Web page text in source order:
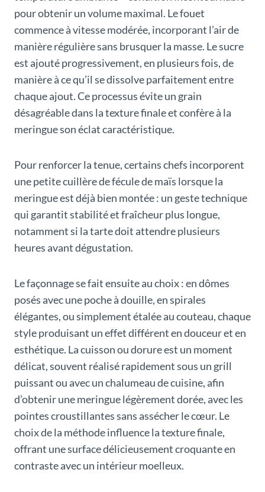
pour obtenir un volume maximal. Le fouet
commence à vitesse modérée, incorporant l’air de
manière régulière sans brusquer la masse. Le sucre
est ajouté progressivement, en plusieurs fois, de
manière à ce qu’il se dissolve parfaitement entre
chaque ajout. Ce processus évite un grain
désagréable dans la texture finale et confère à la
meringue son éclat caractéristique.
Pour renforcer la tenue, certains chefs incorporent
une petite cuillère de fécule de maïs lorsque la
meringue est déjà bien montée : un geste technique
qui garantit stabilité et fraîcheur plus longue,
notamment si la tarte doit attendre plusieurs
heures avant dégustation.
Le façonnage se fait ensuite au choix : en dômes
posés avec une poche à douille, en spirales
élégantes, ou simplement étalée au couteau, chaque
style produisant un effet différent en douceur et en
esthétique. La cuisson ou dorure est un moment
délicat, souvent réalisé rapidement sous un grill
puissant ou avec un chalumeau de cuisine, afin
d’obtenir une meringue légèrement dorée, avec les
pointes croustillantes sans assécher le cœur. Le
choix de la méthode influence la texture finale,
offrant une surface délicieusement croquante en
contraste avec un intérieur moelleux.